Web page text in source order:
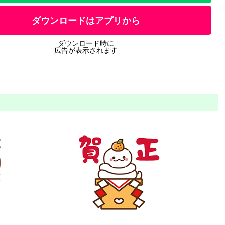
ダウンロードはアプリから
ダウンロード時に
広告が表示されます